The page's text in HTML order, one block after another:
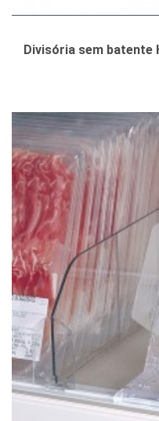
Divisória sem batente